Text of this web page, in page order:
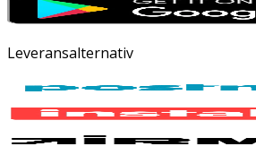
Leveransalternativ